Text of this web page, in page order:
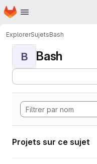
Passer au contenu principal
Page d'accueil
ExplorerSujetsBash
B Bash
Projets sur ce sujet